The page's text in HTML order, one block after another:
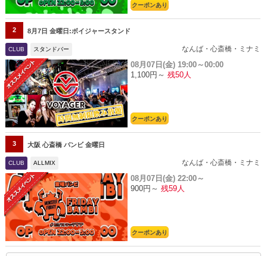
クーポンあり
2 8月7日 金曜日:ボイジャースタンド
CLUB スタンドバー なんば・心斎橋・ミナミ
08月07日(金) 19:00～00:00
1,100円～ 残50人
クーポンあり
3 大阪 心斎橋 バンビ 金曜日
CLUB ALLMIX なんば・心斎橋・ミナミ
08月07日(金) 22:00～
900円～ 残59人
クーポンあり